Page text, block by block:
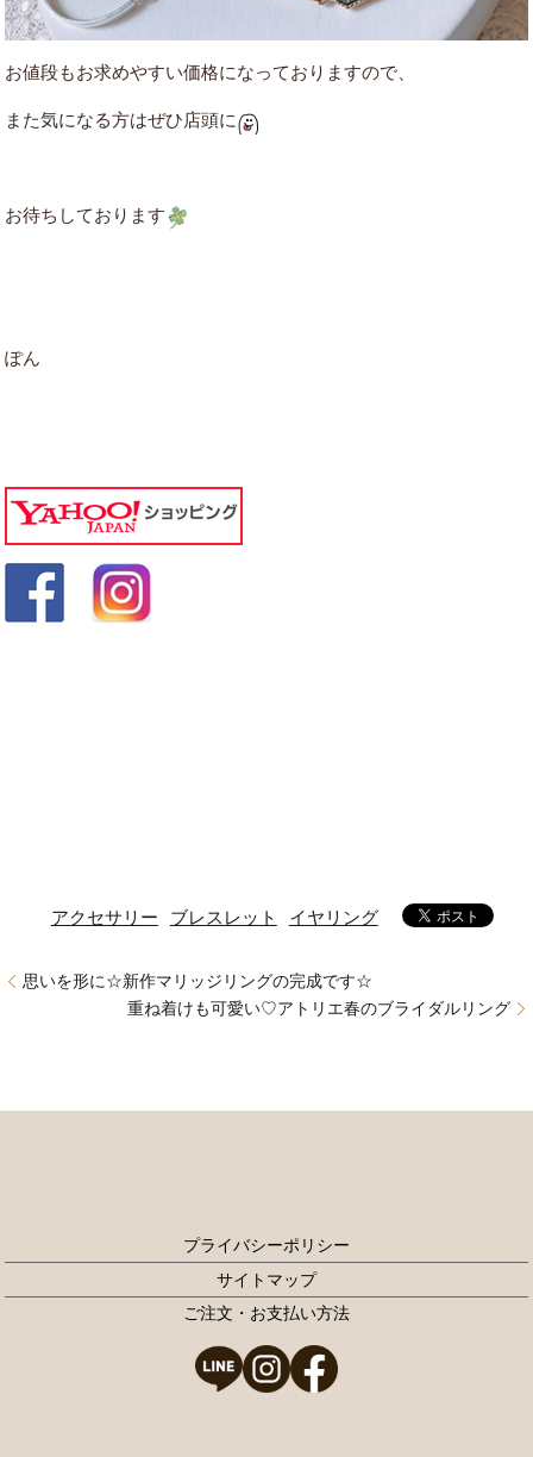
お値段もお求めやすい価格になっておりますので、
また気になる方はぜひ店頭に
お待ちしております
ぽん
アクセサリー ブレスレット イヤリング
思いを形に☆新作マリッジリングの完成です☆
重ね着けも可愛い♡アトリエ春のブライダルリング
プライバシーポリシー
サイトマップ
ご注文・お支払い方法